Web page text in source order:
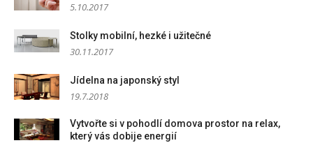
5.10.2017
Stolky mobilní, hezké i užitečné
30.11.2017
Jídelna na japonský styl
19.7.2018
Vytvořte si v pohodlí domova prostor na relax,
který vás dobije energií